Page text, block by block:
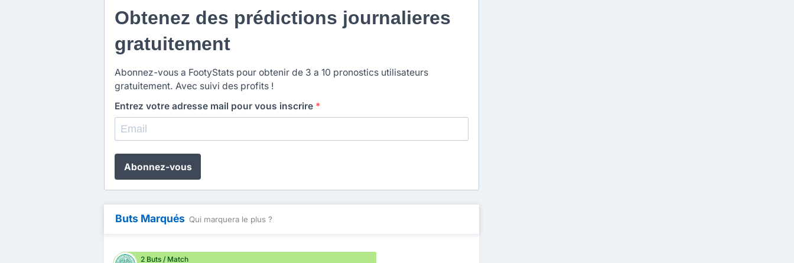
Obtenez des prédictions journalieres
gratuitement
Abonnez-vous a FootyStats pour obtenir de 3 a 10 pronostics utilisateurs
gratuitement. Avec suivi des profits !
Entrez votre adresse mail pour vous inscrire *
Abonnez-vous
Buts Marqués Qui marquera le plus ?
2 Buts / Match